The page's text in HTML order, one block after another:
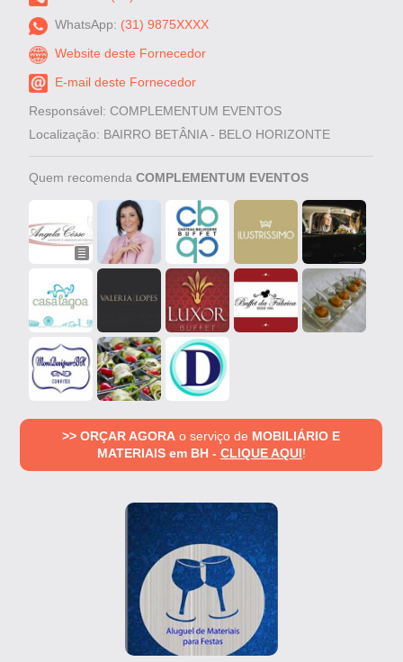
WhatsApp: (31) 9875XXXX
Website deste Fornecedor
E-mail deste Fornecedor
Responsável: COMPLEMENTUM EVENTOS
Localização: BAIRRO BETÂNIA - BELO HORIZONTE
Quem recomendaCOMPLEMENTUM EVENTOS
>> ORÇAR AGORA o serviço de MOBILIÁRIO E
MATERIAIS em BH - CLIQUE AQUI!